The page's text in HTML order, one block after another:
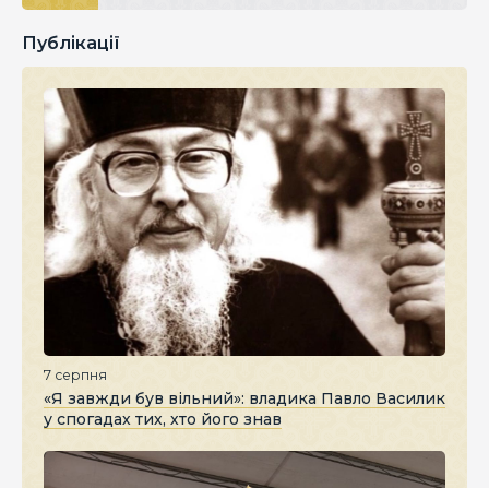
Публікації
7 серпня
«Я завжди був вільний»: владика Павло Василик
у спогадах тих, хто його знав